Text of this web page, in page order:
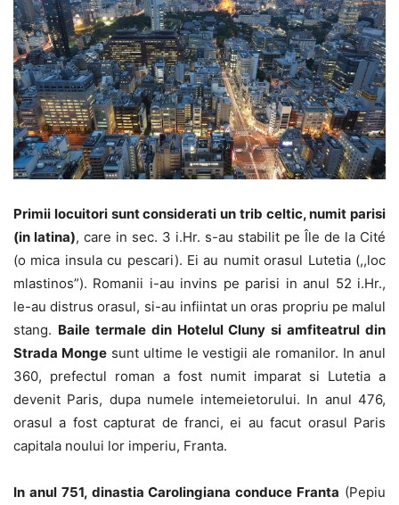
Primii locuitori sunt considerati un trib celtic, numit parisi
(in latina), care in sec. 3 i.Hr. s-au stabilit pe Île de la Cité
(o mica insula cu pescari). Ei au numit orasul Lutetia (,,loc
mlastinos”). Romanii i-au invins pe parisi in anul 52 i.Hr.,
le-au distrus orasul, si-au infiintat un oras propriu pe malul
stang. Baile termale din Hotelul Cluny si amfiteatrul din
Strada Mongesunt ultime le vestigii ale romanilor. In anul
360, prefectul roman a fost numit imparat si Lutetia a
devenit Paris, dupa numele intemeietorului. In anul 476,
orasul a fost capturat de franci, ei au facut orasul Paris
capitala noului lor imperiu, Franta.
In anul 751, dinastia Carolingiana conduce Franta (Pepiu